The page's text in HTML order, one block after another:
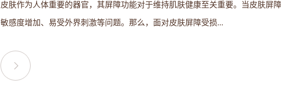
皮肤作为人体重要的器官，其屏障功能对于维持肌肤健康至关重要。当皮肤屏
敏感度增加、易受外界刺激等问题。那么，面对皮肤屏障受损...